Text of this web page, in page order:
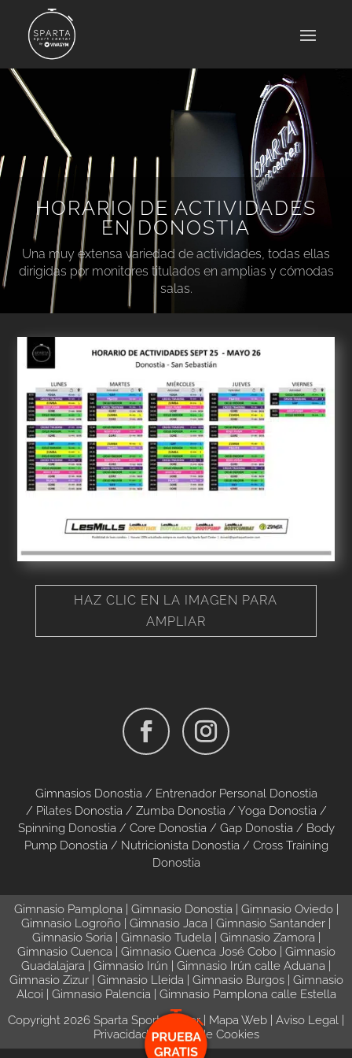
HORARIO DE ACTIVIDADES
EN DONOSTIA
Una muy extensa variedad de actividades, todas ellas
dirigidas por monitores titulados en amplias y cómodas
salas.
HAZ CLIC EN LA IMAGEN PARA
AMPLIAR
Gimnasios Donostia / Entrenador Personal Donostia
/ Pilates Donostia/ Zumba Donostia/ Yoga Donostia/
Spinning Donostia/ Core Donostia/ Gap Donostia/ Body
Pump Donostia/ Nutricionista Donostia/ Cross Training
Donostia
Gimnasio Pamplona| Gimnasio Donostia| Gimnasio Oviedo|
Gimnasio Logroño
Gimnasio Jaca Gimnasio Santander
Gimnasio Soria| Gimnasio Tudela| Gimnasio Zamora|
Gimnasio Cuenca| Gimnasio Cuenca José Cobo| Gimnasio
Guadalajara
Gimnasio Irún Gimnasio Irún calle Aduana
Gimnasio Zizur| Gimnasio Lleida| Gimnasio Burgos| Gimnasio
Alcoi
Gimnasio Palencia| Gimnasio Pamplona calle Estella
Copyright 2026 Sparta Sport Center | Mapa Web Aviso Legal
Privacidad|Política de Cookies